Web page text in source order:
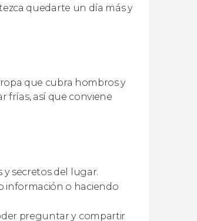
quedarte un día más y
que cubra hombros y
frías, así que conviene
secretos del lugar.
información o haciendo
preguntar y compartir